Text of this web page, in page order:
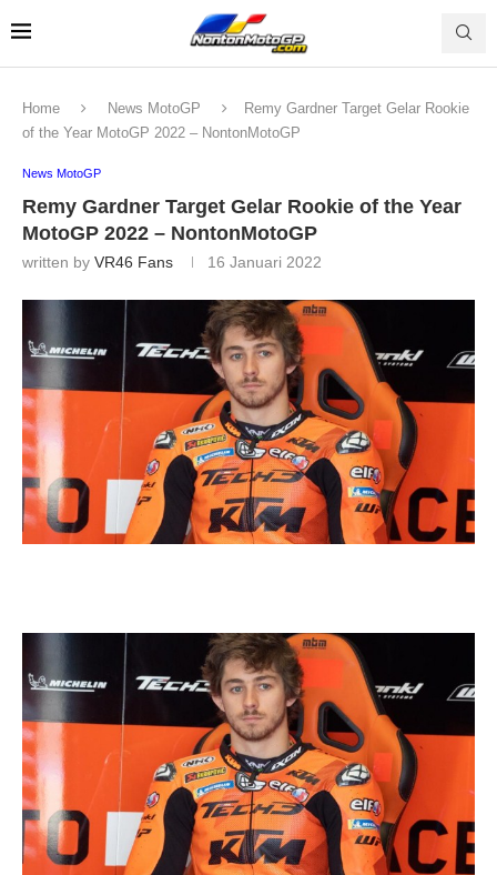
Home News MotoGP
Remy Gardner Target Gelar Rookie
of the Year MotoGP 2022 – NontonMotoGP
News MotoGP
Remy Gardner Target Gelar Rookie of the Year
MotoGP 2022 – NontonMotoGP
written by VR46 Fans 16 Januari 2022